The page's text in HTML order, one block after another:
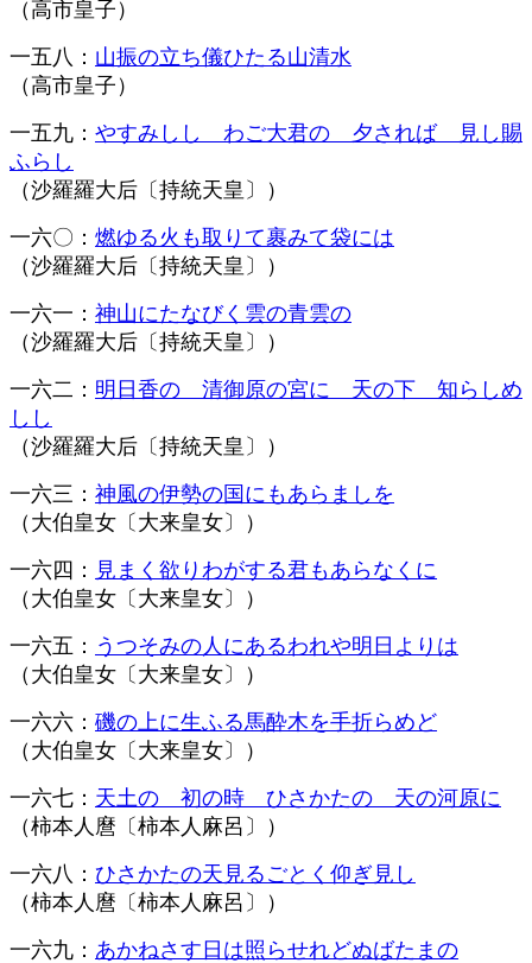
（高市皇子）
一五八： 山振の立ち儀ひたる山清水
（高市皇子）
一五九： やすみしし わご大君の 夕されば 見し賜
ふらし
（沙羅羅大后〔持統天皇〕）
一六〇： 燃ゆる火も取りて裹みて袋には
（沙羅羅大后〔持統天皇〕）
一六一： 神山にたなびく雲の青雲の
（沙羅羅大后〔持統天皇〕）
一六二： 明日香の 清御原の宮に 天の下 知らしめ
しし
（沙羅羅大后〔持統天皇〕）
一六三： 神風の伊勢の国にもあらましを
（大伯皇女〔大来皇女〕）
一六四： 見まく欲りわがする君もあらなくに
（大伯皇女〔大来皇女〕）
一六五： うつそみの人にあるわれや明日よりは
（大伯皇女〔大来皇女〕）
一六六： 磯の上に生ふる馬酔木を手折らめど
（大伯皇女〔大来皇女〕）
一六七： 天土の 初の時 ひさかたの 天の河原に
（柿本人麿〔柿本人麻呂〕）
一六八： ひさかたの天見るごとく仰ぎ見し
（柿本人麿〔柿本人麻呂〕）
一六九： あかねさす日は照らせれどぬばたまの